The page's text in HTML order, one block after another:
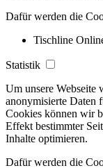
Dafür werden die
Tischline
Statistik
Um unsere Webseite
anonymisierte Daten
Cookies können wir
Effekt bestimmter
Inhalte optimieren.
Dafür werden die